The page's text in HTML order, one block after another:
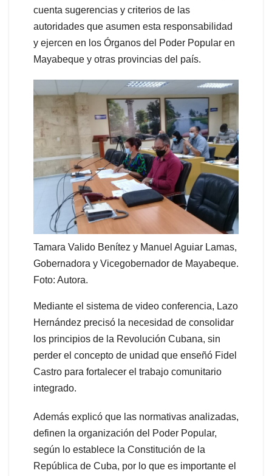
cuenta sugerencias y criterios de las
autoridades que asumen esta responsabilidad
y ejercen en los Órganos del Poder Popular en
Mayabeque y otras provincias del país.
Tamara Valido Benítez y Manuel Aguiar Lamas,
Gobernadora y Vicegobernador de Mayabeque.
Foto: Autora.
Mediante el sistema de video conferencia, Lazo
Hernández precisó la necesidad de consolidar
los principios de la Revolución Cubana, sin
perder el concepto de unidad que enseñó Fidel
Castro para fortalecer el trabajo comunitario
integrado.
Además explicó que las normativas analizadas,
definen la organización del Poder Popular,
según lo establece la Constitución de la
República de Cuba, por lo que es importante el